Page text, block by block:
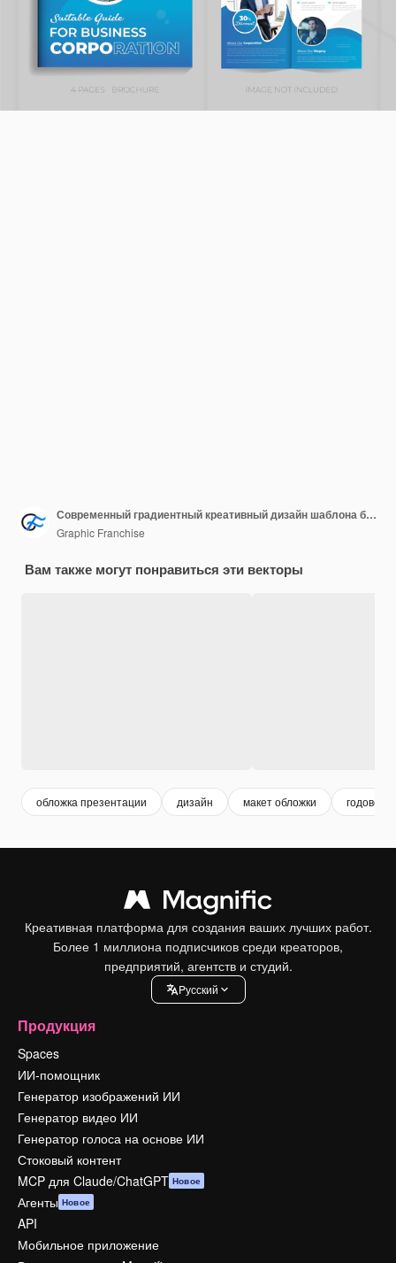
Современный градиентный креативный дизайн шаблона бизнес-брошюры
Graphic Franchise
Вам также могут понравиться эти векторы
обложка презентации дизайн макет обложки годовой
Креативная платформа для создания ваших лучших работ.
Более 1 миллиона подписчиков среди креаторов,
предприятий, агентств и студий.
Pусский
Продукция
Spaces
ИИ-помощник
Генератор изображений ИИ
Генератор видео ИИ
Генератор голоса на основе ИИ
Стоковый контент
MCP для Claude/ChatGPT Новое
Агенты Новое
API
Мобильное приложение